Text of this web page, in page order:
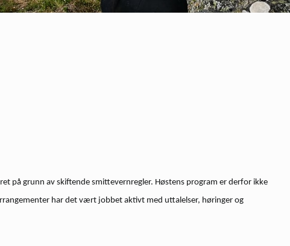
på grunn av skiftende smittevernregler. Høstens program er derfor ikke
har det vært jobbet aktivt med uttalelser, høringer og